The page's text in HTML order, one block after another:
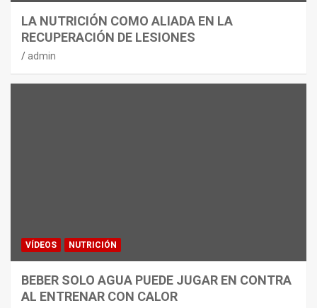
LA NUTRICIÓN COMO ALIADA EN LA
RECUPERACIÓN DE LESIONES
admin
VÍDEOS NUTRICIÓN
BEBER SOLO AGUA PUEDE JUGAR EN CONTRA
AL ENTRENAR CON CALOR